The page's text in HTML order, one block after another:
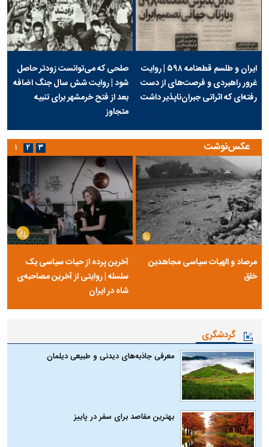
ایران و طلسم قطعنامه ۵۹۸ | روایت
غرور راهبردی و فرصت‌های از دست
رفته‌ای که اثراتی جبران‌ناپذیر داشت
صلحی که می‌توانست زودتر حاصل
شود | روایت شش سال جنگ اضافه
بعد از فتح خرمشهر برای تنبیه
متجاوز
عکس‌نوشت
مرصاد و الهیات سیاسی مجاهدین
خلق
آخرین پرده از حیات سیاسی یک
سلسله | روایتی از آخرین مصاحبه‌ی
شاه در ایران
۱ ۲ ۳
گردشگری
معرفی جاذبه‌های دیدنی و طبیعی دیلمان
بهترین مقاصد برای سفر در پاییز